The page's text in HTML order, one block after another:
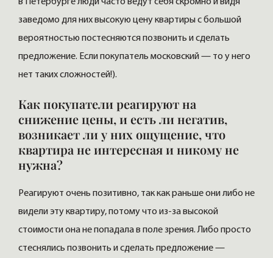
в Петербурге люди часто ведут себя скромно и видя
заведомо для них высокую цену квартиры с большой
вероятностью постесняются позвонить и сделать
предложение. Если покупатель московский — то у него
нет таких сложностей!).
Как покупатели реагируют на
снижение цены, и есть ли негатив,
возникает ли у них ощущение, что
квартира не интересная и никому не
нужна?
Реагируют очень позитивно, так как раньше они либо не
видели эту квартиру, потому что из-за высокой
стоимости она не попадала в поле зрения. Либо просто
стеснялись позвонить и сделать предложение —